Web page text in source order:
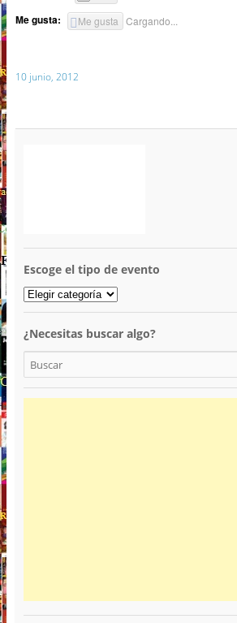
Me gusta: Me gusta Cargando...
10 junio, 2012
Escoge el tipo de evento
¿Necesitas buscar algo?